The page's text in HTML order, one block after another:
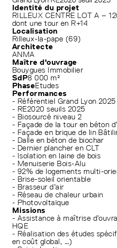
Identité du projet
RILLEUX CENTRE LOT A –
dont une tour en R+14
Localisation
Rilleux-la-pape (69)
Architecte
ANMA
Maître d'ouvrage
Bouygues Immobilier
SdP8 000 m²
PhaseEtudes
Performances
- Référentiel Grand Lyon 2025
- RE2020 seuils 2025
- Biosourcé niveau 2
- Façade de la tour en béton
- Façade en brique de lin
- Dalle en béton de biochar
- Dernier plancher en CLT
- Isolation en laine de bois
- Menuiserie Bois-Alu
- 92% de logements multi-
- Brise-soleil orientable
- Brasseur d’air
- Réseau de chaleur urbain
- Photovoltaïque
Missions
- Assistance à maîtrise
HQE
- Réalisation des études
en coût global, …)